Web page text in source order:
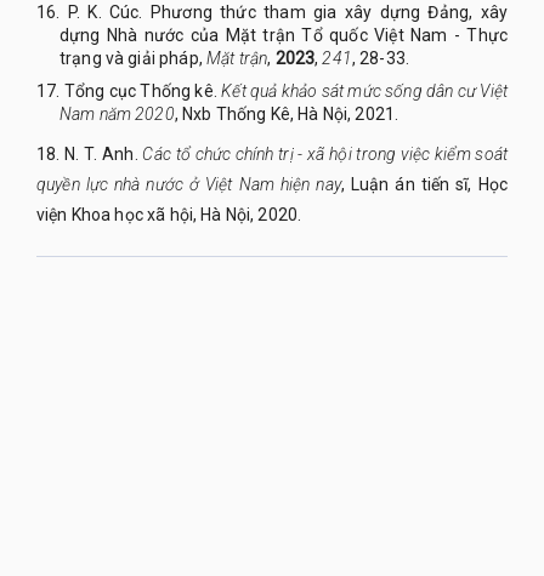
16.
P. K. Cúc.
Phương thức tham gia xây dựng Đảng, xây
dựng Nhà nước của Mặt trận Tổ quốc Việt Nam - Thực
trạng và giải pháp, Mặt trận, 2023, 241, 28-33.
17. Tổng cụcThống kê.Kết quả khảo sát mức sống dân cư Việt
Nam năm 2020, Nxb Thống Kê, Hà Nội, 2021.
18. N. T. Anh. Các tổ chức chính trị - xã hội trong việc kiểm soát
quyền lực nhà nước ở Việt Nam hiện nay, Luận án tiến sĩ, Học
viện Khoa học xã hội, Hà Nội, 2020.